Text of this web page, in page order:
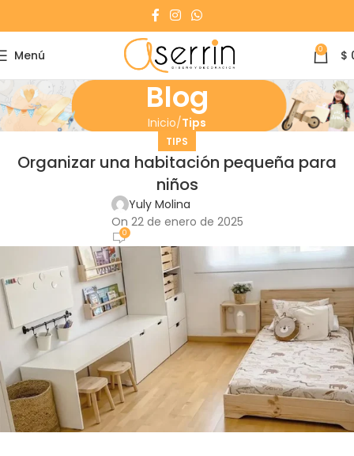
Menú 0 $
Blog
Inicio Tips
TIPS
Organizar una habitación pequeña para
niños
Yuly Molina
On 22 de enero de 2025
0